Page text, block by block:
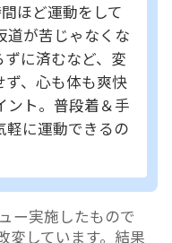
ほど運動をして
道が苦じゃなくな
に済むなど、変
、心も体も爽快
ント。普段着＆手
軽に運動できるの
ー実施したもので
変しています。結果